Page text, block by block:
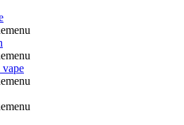
vape